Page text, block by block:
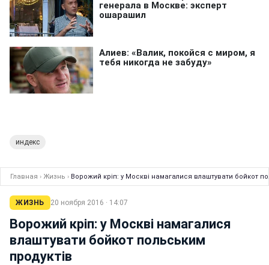
индекс
Главная › Жизнь › Ворожий кріп: у Москві намагалися влаштувати бойкот
ЖИЗНЬ 20 ноября 2016 · 14:07
Ворожий кріп: у Москві намагалися
влаштувати бойкот польським
продуктів